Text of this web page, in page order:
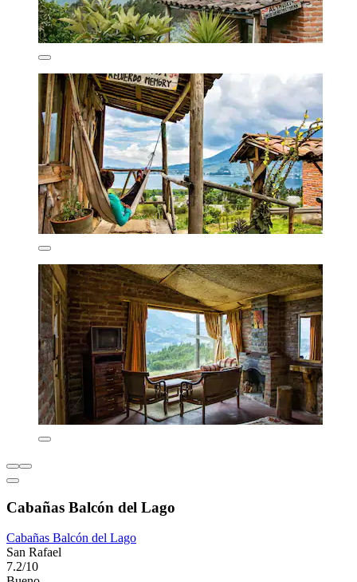
Cabañas Balcón del Lago
Cabañas Balcón del Lago
San Rafael
7.2/10